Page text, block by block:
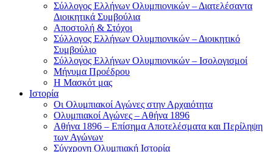
Σύλλογος Ελλήνων Ολυμπιονικών – Διατελέσαντα
Διοικητικά Συμβούλια
Αποστολή & Στόχοι
Σύλλογος Ελλήνων Ολυμπιονικών – Διοικητικό
Συμβούλιο
Σύλλογος Ελλήνων Ολυμπιονικών – Ισολογισμοί
Μήνυμα Προέδρου
Η Μασκότ μας
Ιστορία
Οι Ολυμπιακοί Αγώνες στην Αρχαιότητα
Ολυμπιακοί Αγώνες – Αθήνα 1896
Αθήνα 1896 – Επίσημα Αποτελέσματα και Περίληψη
των Αγώνων
Σύγχρονη Ολυμπιακή Ιστορία